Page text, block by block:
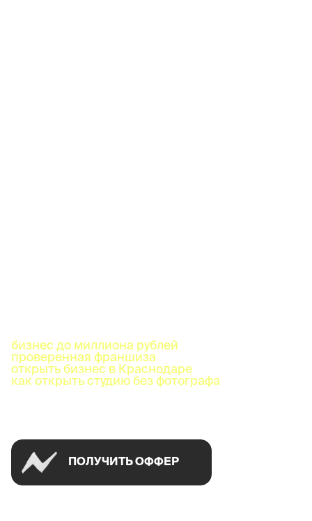
бизнес до миллиона рублей
проверенная франшиза
открыть бизнес в Краснодаре
как открыть студию без фотографа
ПОЛУЧИТЬ ОФФЕР